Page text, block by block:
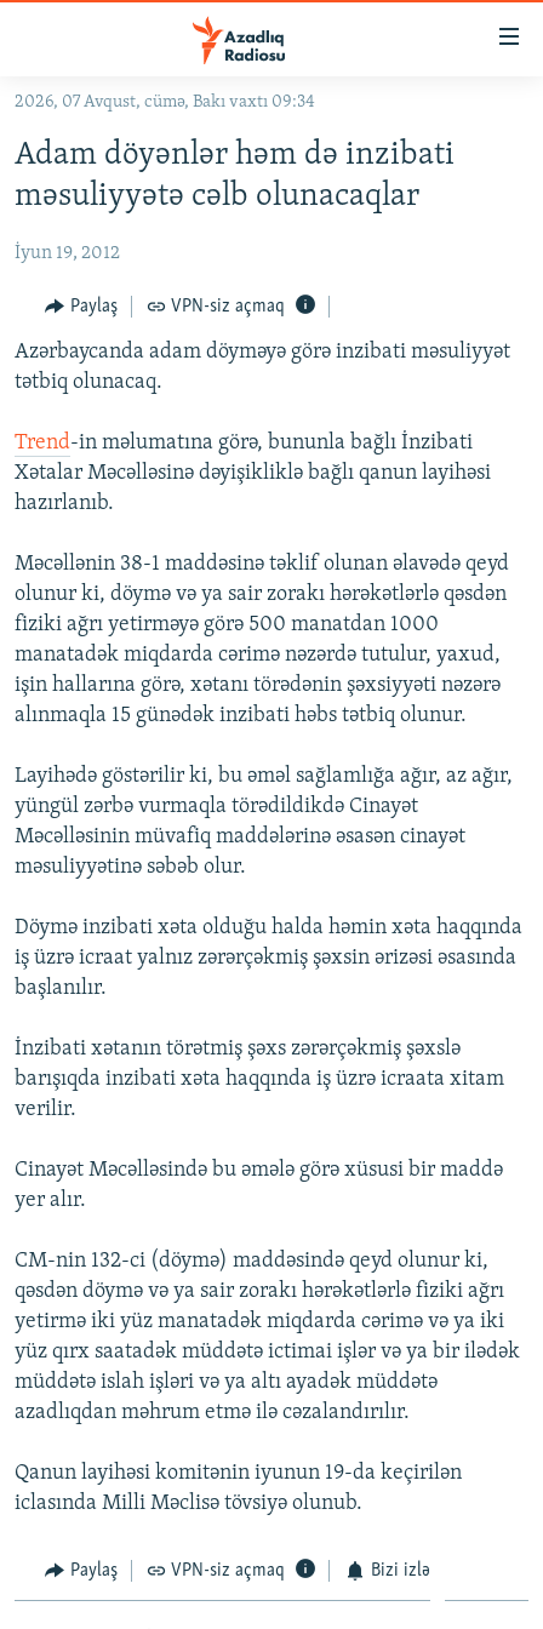
Əsas
qayıt
Əsas
naviqasiyaya
qayıt
KORRUPSIOMETR
#ƏSLINDƏ
FƏRQƏ BAX
QANUNI DOĞRU
ARAŞDIRMA
MULTIMEDIA
VIDEO
İNFOQRAFIKA
KARIKATURA
RADIO ARXIV
AZƏRBAYCAN ƏDƏBIYYATI KITABXANASI
İSLAM VƏ DEMOKRATIYA
İZ - MƏDƏNIYYƏT PROQRAMI
MISSIYAMIZ
PEŞƏ ETIKASI VƏ JURNALISTIKA STANDARTLARIMIZ
MATERIALLARIMIZDAN ISTIFADƏ
AZADLIQRADIOSU MOBIL TELEFONUNUZDA
XƏBƏR BÜLLETENLƏRIMIZ
BIZI IZLƏ
RFE/RL-in bütün saytları
2026, 07 Avqust, cümə, Bakı vaxtı 09:34
Adam döyənlər həm də inzibati
məsuliyyətə cəlb olunacaqlar
İyun 19, 2012
Paylaş VPN-siz açmaq
Azərbaycanda adam döyməyə görə inzibati məsuliyyət
tətbiq olunacaq.
Trend-in məlumatına görə, bununla bağlı İnzibati
Xətalar Məcəlləsinə dəyişikliklə bağlı qanun layihəsi
hazırlanıb.
Məcəllənin 38-1 maddəsinə təklif olunan əlavədə qeyd
olunur ki, döymə və ya sair zorakı hərəkətlərlə qəsdən
fiziki ağrı yetirməyə görə 500 manatdan 1000
manatadək miqdarda cərimə nəzərdə tutulur, yaxud,
işin hallarına görə, xətanı törədənin şəxsiyyəti nəzərə
alınmaqla 15 günədək inzibati həbs tətbiq olunur.
Layihədə göstərilir ki, bu əməl sağlamlığa ağır, az ağır,
yüngül zərbə vurmaqla törədildikdə Cinayət
Məcəlləsinin müvafiq maddələrinə əsasən cinayət
məsuliyyətinə səbəb olur.
Döymə inzibati xəta olduğu halda həmin xəta haqqında
iş üzrə icraat yalnız zərərçəkmiş şəxsin ərizəsi əsasında
başlanılır.
İnzibati xətanın törətmiş şəxs zərərçəkmiş şəxslə
barışıqda inzibati xəta haqqında iş üzrə icraata xitam
verilir.
Cinayət Məcəlləsində bu əmələ görə xüsusi bir maddə
yer alır.
CM-nin 132-ci (döymə) maddəsində qeyd olunur ki,
qəsdən döymə və ya sair zorakı hərəkətlərlə fiziki ağrı
yetirmə iki yüz manatadək miqdarda cərimə və ya iki
yüz qırx saatadək müddətə ictimai işlər və ya bir ilədək
müddətə islah işləri və ya altı ayadək müddətə
azadlıqdan məhrum etmə ilə cəzalandırılır.
Qanun layihəsi komitənin iyunun 19-da keçirilən
iclasında Milli Məclisə tövsiyə olunub.
Paylaş VPN-siz açmaq Bizi izlə